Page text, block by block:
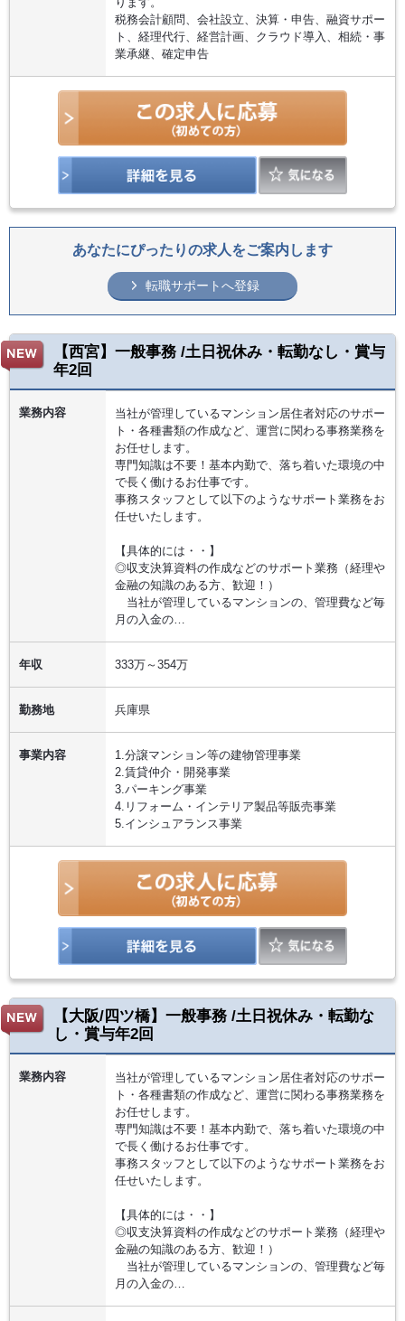
税務会計顧問、会社設立、決算・申告、融資サポー
ト、経理代行、経営計画、クラウド導入、相続・事
業承継、確定申告
あなたにぴったりの求人をご案内します
転職サポートへ登録
【西宮】一般事務 /土日祝休み・転勤なし・賞与
年2回
業務内容
当社が管理しているマンション居住者対応のサポー
ト・各種書類の作成など、運営に関わる事務業務を
お任せします。
専門知識は不要！基本内勤で、落ち着いた環境の中
で長く働けるお仕事です。
事務スタッフとして以下のようなサポート業務をお
任せいたします。
【具体的には・・】
◎収支決算資料の作成などのサポート業務（経理や
金融の知識のある方、歓迎！）
当社が管理しているマンションの、管理費など毎
月の入金の…
年収 333万～354万
勤務地 兵庫県
事業内容
1.分譲マンション等の建物管理事業
2.賃貸仲介・開発事業
3.パーキング事業
4.リフォーム・インテリア製品等販売事業
5.インシュアランス事業
【大阪/四ツ橋】一般事務 /土日祝休み・転勤な
し・賞与年2回
業務内容
当社が管理しているマンション居住者対応のサポー
ト・各種書類の作成など、運営に関わる事務業務を
お任せします。
専門知識は不要！基本内勤で、落ち着いた環境の中
で長く働けるお仕事です。
事務スタッフとして以下のようなサポート業務をお
任せいたします。
【具体的には・・】
◎収支決算資料の作成などのサポート業務（経理や
金融の知識のある方、歓迎！）
当社が管理しているマンションの、管理費など毎
月の入金の…